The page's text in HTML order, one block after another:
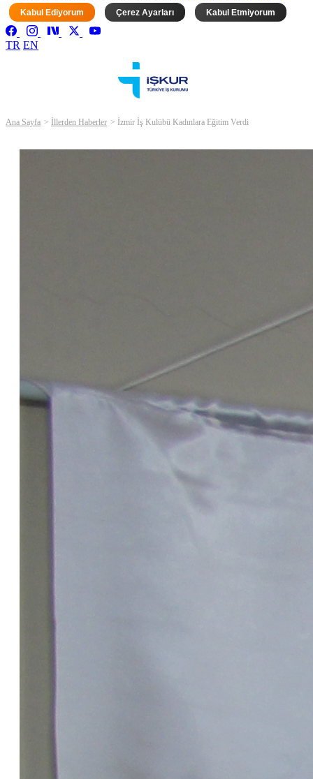
Kabul Ediyorum Çerez Ayarları Kabul Etmiyorum
TR EN
Ana Sayfa İllerden Haberler İzmir İş Kulübü Kadınlara Eğitim Verdi